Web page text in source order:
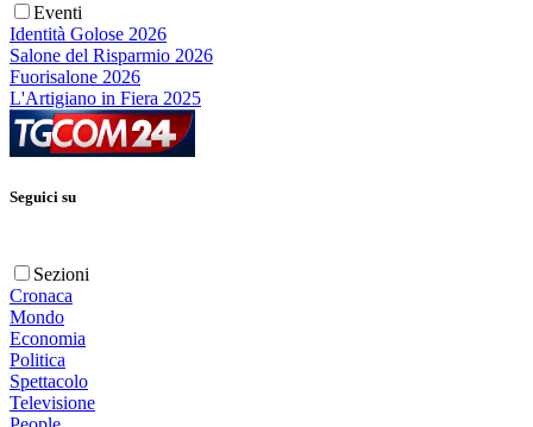
Eventi
Identità Golose 2026
Salone del Risparmio 2026
Fuorisalone 2026
L'Artigiano in Fiera 2025
Seguici su
Sezioni
Cronaca
Mondo
Economia
Politica
Spettacolo
Televisione